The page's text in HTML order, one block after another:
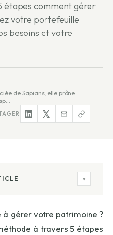
étapes comment gérer
votre portefeuille
besoins et votre
de Sapians, elle prône
▾
à gérer votre patrimoine ?
à travers 5 étapes